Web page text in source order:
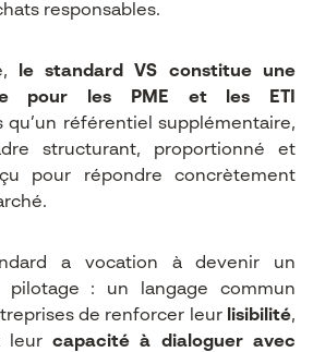
responsables.
le standard VS constitue une
pour les PME et les ETI
qu’un référentiel supplémentaire,
structurant, proportionné et
pour répondre concrètement
a vocation à devenir un
: un langage commun
de renforcer leur lisibilité,
leurcapacité à dialoguer avec